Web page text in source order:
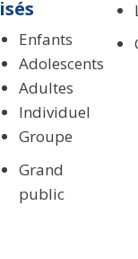
Enfants
Adolescents
Adultes
Individuel
Groupe
Grand
public